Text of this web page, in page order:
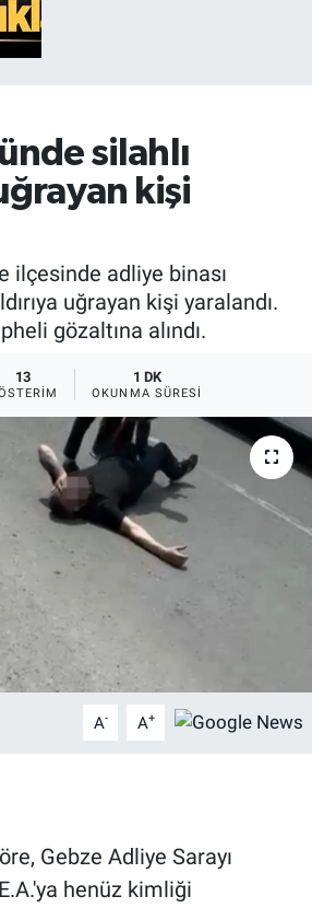
silahlı
kişi
ilçesinde adliye binası
uğrayan kişi yaralandı.
gözaltına alındı.
13 1 DK
OKUNMA SÜRESI
A- A+
Gebze Adliye Sarayı
henüz kimliği